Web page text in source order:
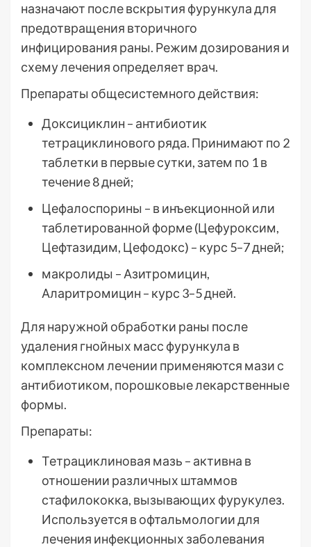
назначают после вскрытия фурункула для
предотвращения вторичного
инфицирования раны. Режим дозирования и
схему лечения определяет врач.
Препараты общесистемного действия:
Доксициклин – антибиотик
тетрациклинового ряда. Принимают по 2
таблетки в первые сутки, затем по 1 в
течение 8 дней;
Цефалоспорины – в инъекционной или
таблетированной форме (Цефуроксим,
Цефтазидим, Цефодокс) – курс 5–7 дней;
макролиды – Азитромицин,
Аларитромицин – курс 3–5 дней.
Для наружной обработки раны после
удаления гнойных масс фурункула в
комплексном лечении применяются мази с
антибиотиком, порошковые лекарственные
формы.
Препараты:
Тетрациклиновая мазь – активна в
отношении различных штаммов
стафилококка, вызывающих фурукулез.
Используется в офтальмологии для
лечения инфекционных заболевания